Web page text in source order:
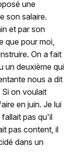
une
son salaire.
et par son
que pour moi,
On a fait
un deuxième qui
nous a dit
on voulait
en juin. Je lui
pas qu'il
pas content, il
dans un